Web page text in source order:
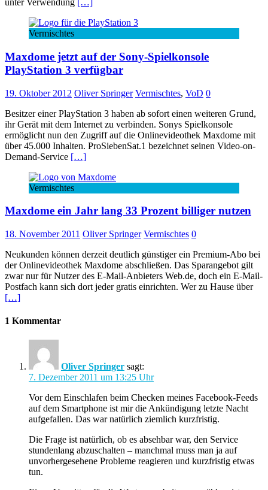
unter Verwendung […]
Vermischtes
Maxdome jetzt auf der Sony-Spielkonsole
PlayStation 3 verfügbar
19. Oktober 2012 Oliver Springer Vermischtes, VoD 0
Besitzer einer PlayStation 3 haben ab sofort einen weiteren Grund,
ihr Gerät mit dem Internet zu verbinden. Sonys Spielkonsole
ermöglicht nun den Zugriff auf die Onlinevideothek Maxdome mit
über 45.000 Inhalten. ProSiebenSat.1 bezeichnet seinen Video-on-
Demand-Service […]
Vermischtes
Maxdome ein Jahr lang 33 Prozent billiger nutzen
18. November 2011 Oliver Springer Vermischtes 0
Neukunden können derzeit deutlich günstiger ein Premium-Abo bei
der Onlinevideothek Maxdome abschließen. Das Sparangebot gilt
zwar nur für Nutzer des E-Mail-Anbieters Web.de, doch ein E-Mail-
Postfach kann sich dort jeder gratis einrichten. Wer zu Hause über
[…]
1 Kommentar
Oliver Springer sagt:
7. Dezember 2011 um 13:25 Uhr
Vor dem Einschlafen beim Checken meines Facebook-Feeds
auf dem Smartphone ist mir die Ankündigung letzte Nacht
aufgefallen. Das war natürlich ziemlich kurzfristig.
Die Frage ist natürlich, ob es absehbar war, den Service
stundenlang abzuschalten – manchmal muss man ja auf
unvorhergesehene Probleme reagieren und kurzfristig etwas
tun.